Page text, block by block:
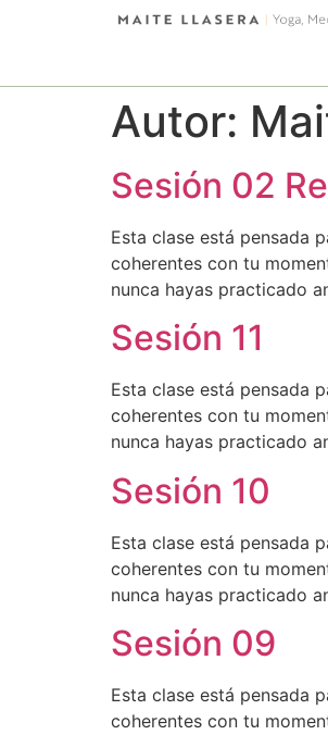
Autor:
Sesión 02
Esta clase está pensada
coherentes con tu
nunca hayas practicado
Sesión 11
Esta clase está pensada
coherentes con tu
nunca hayas practicado
Sesión 10
Esta clase está pensada
coherentes con tu
nunca hayas practicado
Sesión 09
Esta clase está pensada
coherentes con tu